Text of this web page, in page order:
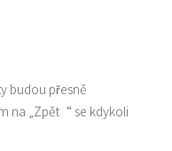
budou přesně
na „Zpět“ se kdykoli